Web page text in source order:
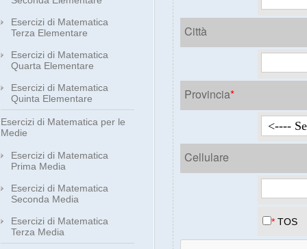
Città
Provincia*
Cellulare
* TOS
Esercizi di Matematica
Terza Elementare
Esercizi di Matematica
Quarta Elementare
Esercizi di Matematica
Quinta Elementare
Esercizi di Matematica per le
Medie
Esercizi di Matematica
Prima Media
Esercizi di Matematica
Seconda Media
Esercizi di Matematica
Terza Media